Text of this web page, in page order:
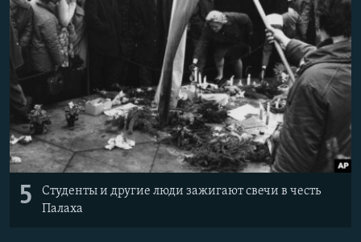
5
Студенты и другие люди зажигают свечи в честь
Палаха